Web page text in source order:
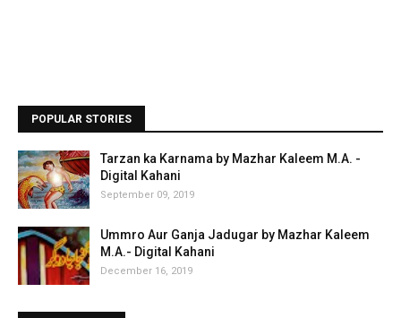
POPULAR STORIES
Tarzan ka Karnama by Mazhar Kaleem M.A. -
Digital Kahani
September 09, 2019
Ummro Aur Ganja Jadugar by Mazhar Kaleem
M.A.- Digital Kahani
December 16, 2019